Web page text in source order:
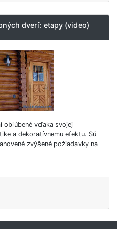
dverí: etapy (video)
obľúbené vďaka svojej
a dekoratívnemu efektu. Sú
zvýšené požiadavky na